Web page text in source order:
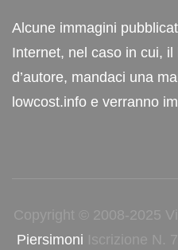
Alcune immagini
Internet, nel caso in cui,
d’autore, mandaci una
lowcost.info e verranno
Copyright © 2008-2025
Piersimoni Iscrizione N.